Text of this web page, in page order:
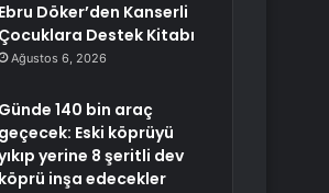
Ebru Döker’den Kanserli
Çocuklara Destek Kitabı
Ağustos 6, 2026
Günde 140 bin araç
geçecek: Eski köprüyü
yerine 8 şeritli dev
köprü inşa edecekler